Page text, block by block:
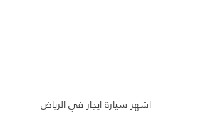
اشهر سيارة ايجار في الرياض